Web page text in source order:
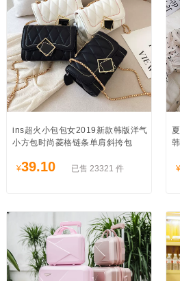
ins超火小包包女2019新款韩版洋气
小方包时尚菱格链条单肩斜挎包
¥39.10 已售 23321 件 ¥